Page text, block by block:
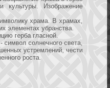
культуры. Изображение
храма. В храмах,
элементах убранства.
герба гласной.
солнечного света,
устремлений, чести
роста.